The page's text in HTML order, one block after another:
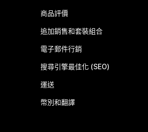
商品評價
追加銷售和套裝組合
電子郵件行銷
搜尋引擎最佳化 (SEO)
運送
幣別和翻譯